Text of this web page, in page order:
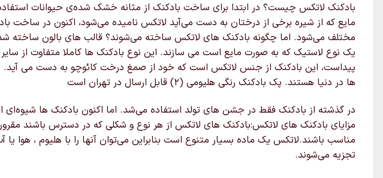
بادکنک لاتکس چیست؟ در ابتدا برای ساخت بادکنک از مثانه خشک شده‌ی حیوانات استفاده
مایع که از شیره برخی از درختان به دست می‌آید لاتکس نامیده می‌شود، اکنون در ساخت
مختلف می‌شود. اما چگونه بادکنک های لاتکس ساخته می‌شوند؟ قالب های بالون ساخته
یک نوع لاستیک که به صورت مایع است می سازند. این نوع بادکنک ها کاملا متفاوت از
پیداست، این بادکنک از جنس لاتکس است که خود از صمغ درخت کائوچو به دست می
ها در دنیا هستند. پک بادکنک رنگی هلیومی (۲) قابل ارسال در تهران است
در گذشته از بادکنک فقط در جشن های تولد استفاده می‌شد. اما اکنون بادکنک ها
مزایای بادکنک های لاتکس:بادکنک های لاتکس از هر نوع و شکلی که در دسترس باشند
تجزیه می‌شوند.